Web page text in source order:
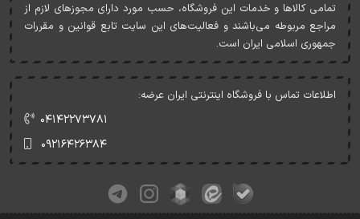
تمامی کالاها و خدمات اين فروشگاه، حسب مورد دارای مجوزهای لازم از
مراجع مربوطه می‌باشند و فعاليت‌های اين سايت تابع قوانين و مقررات
جمهوری اسلامی ايران است.
اطلاعات تماس با فروشگاه اینترنتی ایران عرضه:
۰۴۱۴۲۲۷۳۷۸۱
۰۹۲۱۶۴۲۶۳۸۴